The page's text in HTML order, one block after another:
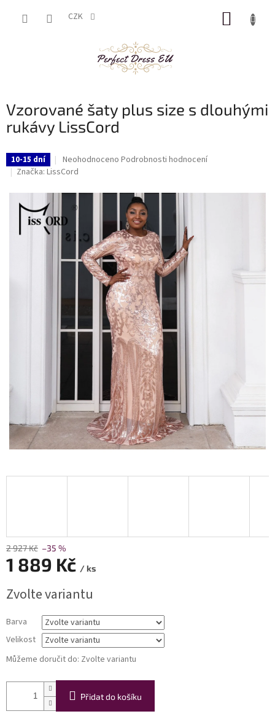
CZK
Vzorované šaty plus size s dlouhými
rukávy LissCord
10-15 dní
Průměrné
hodnocení
je
z
5
hvězdiček.
Neohodnoceno Podrobnosti hodnocení
Značka: LissCord
2 927 Kč –35 %
1 889 Kč / ks
cena:
Zvolte variantu
Barva
Velikost
Můžeme doručit do: Zvolte variantu
Přidat do košíku